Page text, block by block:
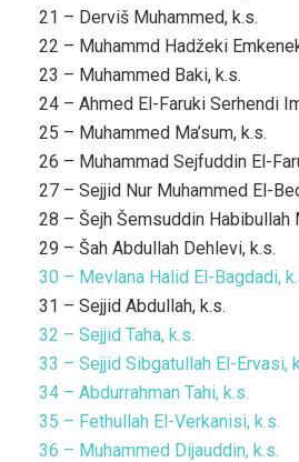
21 – Derviš Muhammed, k.s.
22 – Muhammd Hadžeki
23 – Muhammed Baki, k.s.
24 – Ahmed El-Faruki Serhendi
25 – Muhammed Ma’sum, k.s.
26 – Muhammad Sejfuddin El-
27 – Sejjid Nur Muhammed El-
28 – Šejh Šemsuddin Habibullah
29 – Šah Abdullah Dehlevi, k.s.
30 – Mevlana Halid El-Bagdadi,
31 – Sejjid Abdullah, k.s.
32 – Sejjid Taha, k.s.
33 – Sejjid Sibgatullah El-Ervasi,
34 – Abdurrahman Tahi, k.s.
35 – Fethullah El-Verkanisi, k.s.
36 – Muhammed Dijauddin, k.s.